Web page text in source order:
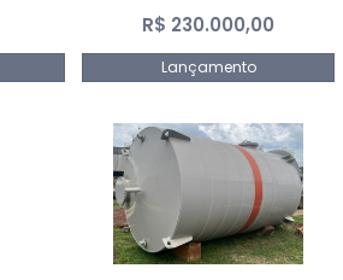
R$ 230.000,00
Lançamento